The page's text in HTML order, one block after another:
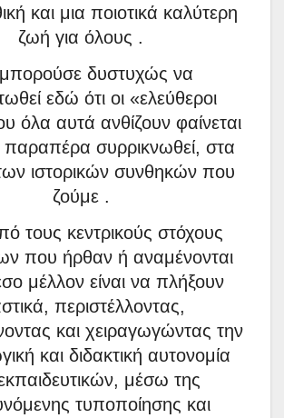
και μια ποιοτικά καλύτερη
ζωή για όλους .
δυστυχώς να
εδώ ότι οι «ελεύθεροι
όλα αυτά ανθίζουν φαίνεται
παραπέρα συρρικνωθεί, στα
ιστορικών συνθηκών που
ζούμε .
τους κεντρικούς στόχους
που ήρθαν ή αναμένονται
μέλλον είναι να πλήξουν
περιστέλλοντας,
και χειραγωγώντας την
και διδακτική αυτονομία
μέσω της
τυποποίησης και